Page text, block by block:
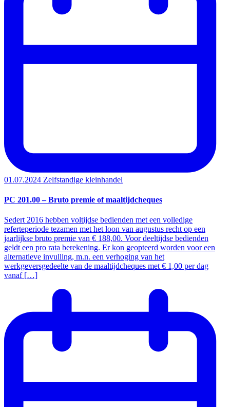
01.07.2024 Zelfstandige kleinhandel
PC 201.00 – Bruto premie of maaltijdcheques
Sedert 2016 hebben voltijdse bedienden met een volledige
referteperiode tezamen met het loon van augustus recht op een
jaarlijkse bruto premie van € 188,00. Voor deeltijdse bedienden
geldt een pro rata berekening. Er kon geopteerd worden voor een
alternatieve invulling, m.n. een verhoging van het
werkgeversgedeelte van de maaltijdcheques met € 1,00 per dag
vanaf […]